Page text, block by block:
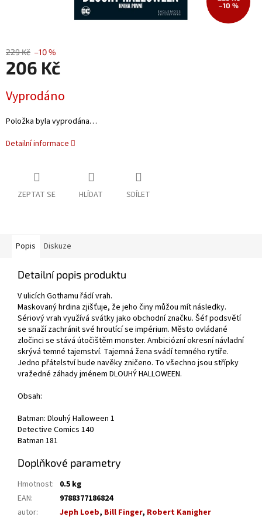
–10 %
229 Kč –10 %
206 Kč
cena:
Vyprodáno
Položka byla vyprodána…
Detailní informace
ZEPTAT SE HLÍDAT SDÍLET
Popis Diskuze
Detailní popis produktu
V ulicích Gothamu řádí vrah.
Maskovaný hrdina zjišťuje, že jeho činy můžou mít následky.
Sériový vrah využívá svátky jako obchodní značku. Šéf podsvětí
se snaží zachránit své hroutící se impérium. Město ovládané
zločinci se stává útočištěm monster. Ambiciózní okresní návladní
skrývá temné tajemství. Tajemná žena svádí temného rytíře.
Jedno přátelství bude navěky zničeno. To všechno jsou střípky
vražedné záhady jménem DLOUHÝ HALLOWEEN.
Obsah:
Batman: Dlouhý Halloween 1
Detective Comics 140
Batman 181
Doplňkové parametry
Hmotnost: 0.5 kg
EAN:
9788377186824
autor: Jeph Loeb, Bill Finger, Robert Kanigher